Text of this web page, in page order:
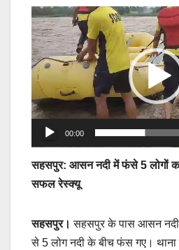
Video
Player
00:00
सहसपुर: आसन नदी में फंसे 5 लोगों
सफल रेस्क्यू
सहसपुर। सहसपुर के पास आसन
से 5 लोग नदी के बीच फंस गए।